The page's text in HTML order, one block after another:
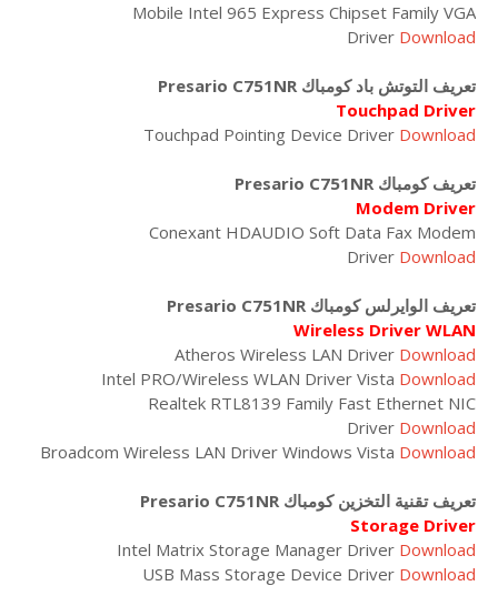
Mobile Intel 965 Express Chipset Family VGA
Driver Download
تعريف التوتش باد كومباك Presario C751NR
Touchpad Driver
Touchpad Pointing Device Driver Download
تعريف كومباك Presario C751NR
Modem Driver
Conexant HDAUDIO Soft Data Fax Modem
Driver Download
تعريف الوايرلس كومباك Presario C751NR
Wireless Driver WLAN
Atheros Wireless LAN Driver Download
Intel PRO/Wireless WLAN Driver Vista Download
Realtek RTL8139 Family Fast Ethernet NIC
Driver Download
Broadcom Wireless LAN Driver Windows Vista Download
تعريف تقنية التخزين كومباك Presario C751NR
Storage Driver
Intel Matrix Storage Manager Driver Download
USB Mass Storage Device Driver Download